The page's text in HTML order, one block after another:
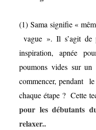
(1) Sama signifie «
vague ». Il s’agit de
inspiration, apnée
poumons vides sur un
commencer, pendant
chaque étape ? Cette
pour les débutants
relaxer..